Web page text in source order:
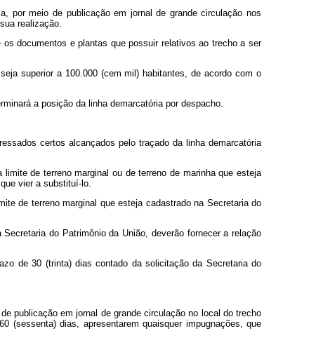
por meio de publicação em jornal de grande circulação nos
realização.
documentos e plantas que possuir relativos ao trecho a ser
superior a 100.000 (cem mil) habitantes, de acordo com o
a posição da linha demarcatória por despacho.
certos alcançados pelo traçado da linha demarcatória
de terreno marginal ou de terreno de marinha que esteja
vier a substituí-lo.
de terreno marginal que esteja cadastrado na Secretaria do
do Patrimônio da União, deverão fornecer a relação
de 30 (trinta) dias contado da solicitação da Secretaria do
publicação em jornal de grande circulação no local do trecho
(sessenta) dias, apresentarem quaisquer impugnações, que